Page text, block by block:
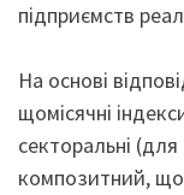
підприємств
На основі
щомісячні
секторальні
композитний, що